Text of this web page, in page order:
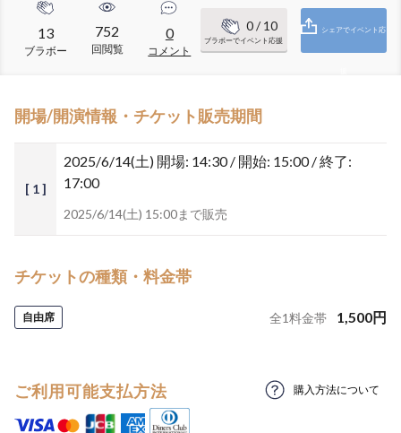
13
ブラボー
752
回閲覧
0
コメント
0/ 10
ブラボーでイベント応援
シェアでイベント応
開場/開演情報・チケット販売期間
[ 1 ]
2025/6/14(土) 開場: 14:30 / 開始: 15:00 / 終了:
17:00
2025/6/14(土) 15:00まで販売
チケットの種類・料金帯
自由席 全1料金帯 1,500円
ご利用可能支払方法 購入方法について